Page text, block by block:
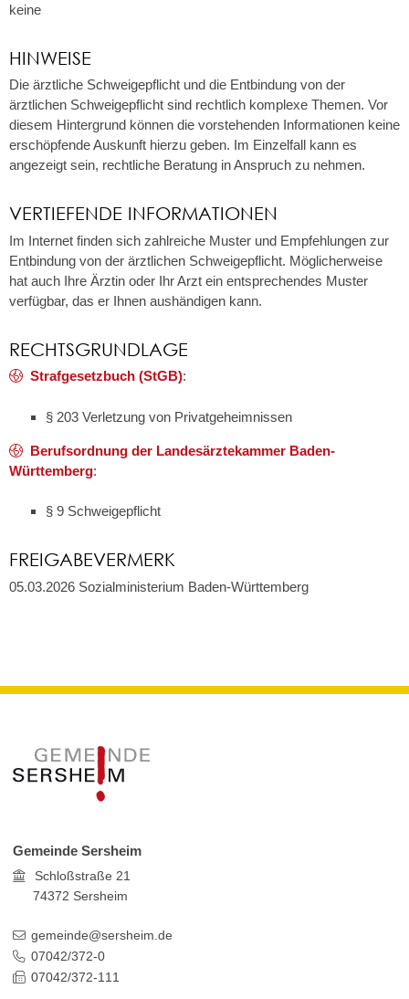
keine
HINWEISE
Die ärztliche Schweigepflicht und die Entbindung von der
ärztlichen Schweigepflicht sind rechtlich komplexe Themen. Vor
diesem Hintergrund können die vorstehenden Informationen keine
erschöpfende Auskunft hierzu geben. Im Einzelfall kann es
angezeigt sein, rechtliche Beratung in Anspruch zu nehmen.
VERTIEFENDE INFORMATIONEN
Im Internet finden sich zahlreiche Muster und Empfehlungen zur
Entbindung von der ärztlichen Schweigepflicht. Möglicherweise
hat auch Ihre Ärztin oder Ihr Arzt ein entsprechendes Muster
verfügbar, das er Ihnen aushändigen kann.
RECHTSGRUNDLAGE
Strafgesetzbuch (StGB):
§ 203 Verletzung von Privatgeheimnissen
Berufsordnung der Landesärztekammer Baden-
Württemberg:
§ 9 Schweigepflicht
FREIGABEVERMERK
05.03.2026 Sozialministerium Baden-Württemberg
Gemeinde Sersheim
Schloßstraße 21
74372 Sersheim
gemeinde@sersheim.de
07042/372-0
07042/372-111